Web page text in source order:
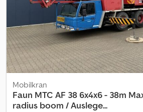
sehr gut Optischer Zustand: sehr gut
Mobilkran
Faun MTC AF 38 6x4x6 - 38m
radius boom / Auslege...